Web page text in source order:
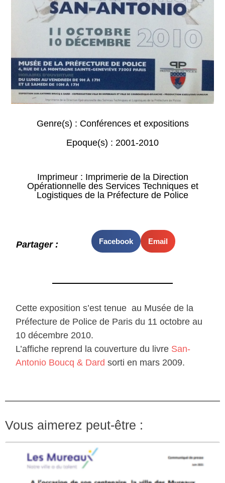
Genre(s) : Conférences et expositions
Epoque(s) : 2001-2010
Imprimeur : Imprimerie de la Direction
Opérationnelle des Services Techniques et
Logistiques de la Préfecture de Police
Partager : Facebook Email
Cette exposition s’est tenue au Musée de la
Préfecture de Police de Paris du 11 octobre au
10 décembre 2010.
L’affiche reprend la couverture du livre San-
Antonio Boucq & Dard sorti en mars 2009.
Vous aimerez peut-être :